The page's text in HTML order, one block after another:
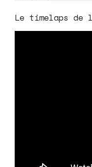
Le timelaps de